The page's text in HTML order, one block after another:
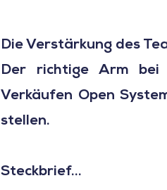
Die Verstärkung des
Der richtige Arm bei
Verkäufen Open
stellen.
Steckbrief...